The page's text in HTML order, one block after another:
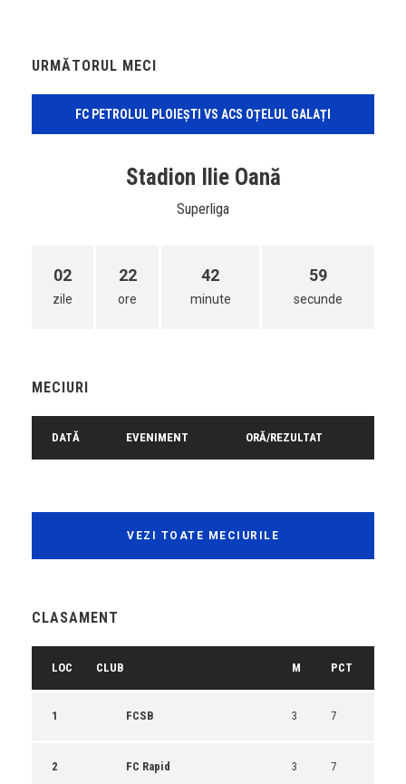
URMĂTORUL MECI
FC PETROLUL PLOIEȘTI VS ACS OȚELUL GALAȚI
Stadion Ilie Oană
Superliga
02
zile
22
ore
42
minute
59
secunde
MECIURI
DATĂ EVENIMENT ORĂ/REZULTAT
VEZI TOATE MECIURILE
CLASAMENT
LOC CLUB M PCT
1 FCSB 3 7
2 FC Rapid 3 7